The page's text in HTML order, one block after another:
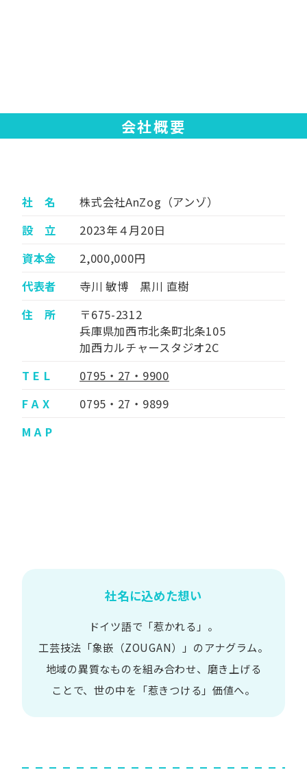
会社概要
社 名
株式会社AnZog（アンゾ）
設 立
2023年４月20日
資本金
2,000,000円
代表者
寺川 敏博 黒川 直樹
住 所
〒675-2312
兵庫県加西市北条町北条105
加西カルチャースタジオ2C
T E L
0795・27・9900
F A X
0795・27・9899
M A P
社名に込めた想い
ドイツ語で​「惹かれる」。
工芸技法​「象嵌​（ZOUGAN）」の​アナグラム。
地域の​異質な​ものを​組み合わせ、 磨き上げる​
ことで、 世の​中を​「惹きつける」価値へ。​